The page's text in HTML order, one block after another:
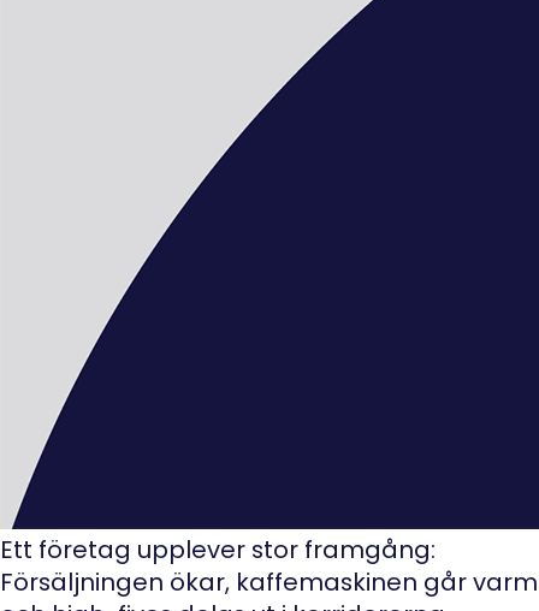
Ett företag upplever stor framgång:
Försäljningen ökar, kaffemaskinen går varm